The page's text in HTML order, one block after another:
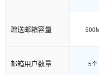
赠送邮箱容量
邮箱用户数量 5个